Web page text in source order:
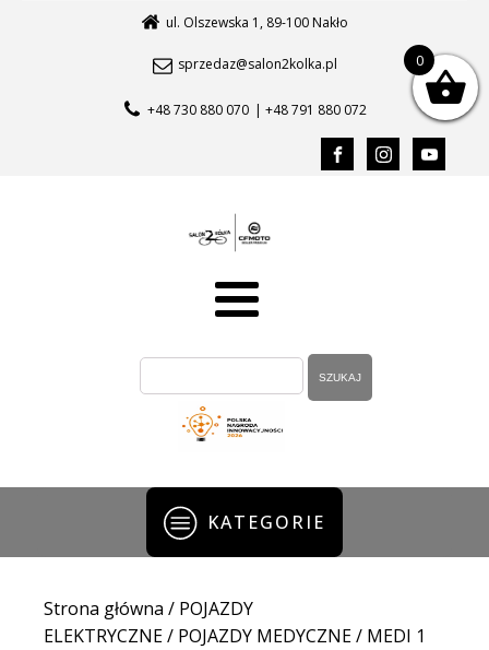
ul. Olszewska 1, 89-100 Nakło
sprzedaz@salon2kolka.pl
+48 730 880 070 | +48 791 880 072
KATEGORIE
Strona główna / POJAZDY
ELEKTRYCZNE/ POJAZDY MEDYCZNE/ MEDI 1
0